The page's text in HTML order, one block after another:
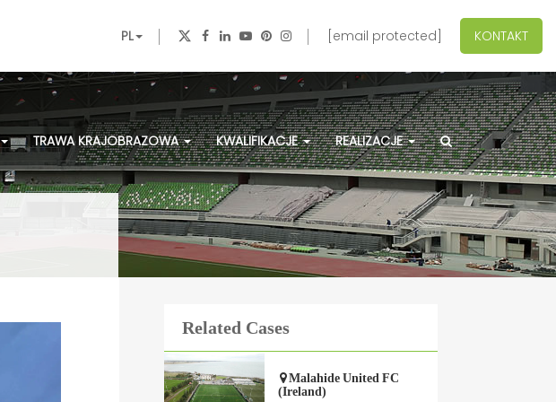
PL [email protected] KONTAKT
TRAWA KRAJOBRAZOWA KWALIFIKACJE REALIZACJE
Related Cases
Malahide United FC
(Ireland)